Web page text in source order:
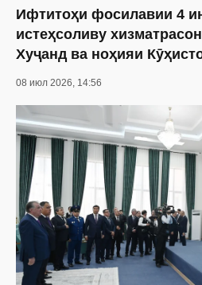
Ифтитоҳи фосилавии 4
истеҳсоливу
Хуҷанд ва ноҳияи
08 июл 2026, 14:56